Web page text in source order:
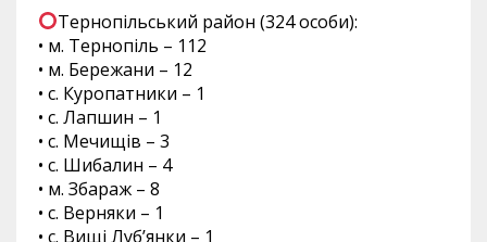
Тернопільський район (324 особи):
• м. Тернопіль – 112
• м. Бережани – 12
• с. Куропатники – 1
• с. Лапшин – 1
• с. Мечищів – 3
• с. Шибалин – 4
• м. Збараж – 8
• с. Верняки – 1
• с. Вищі Луб’янки – 1